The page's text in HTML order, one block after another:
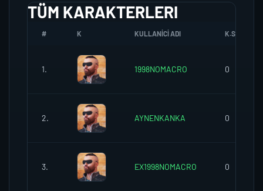
TÜM KARAKTERLERI
# K KULLANICI ADI K.SEREFI
1. 1998NOMACRO 0
2. AYNENKANKA 0
3. EX1998NOMACRO 0